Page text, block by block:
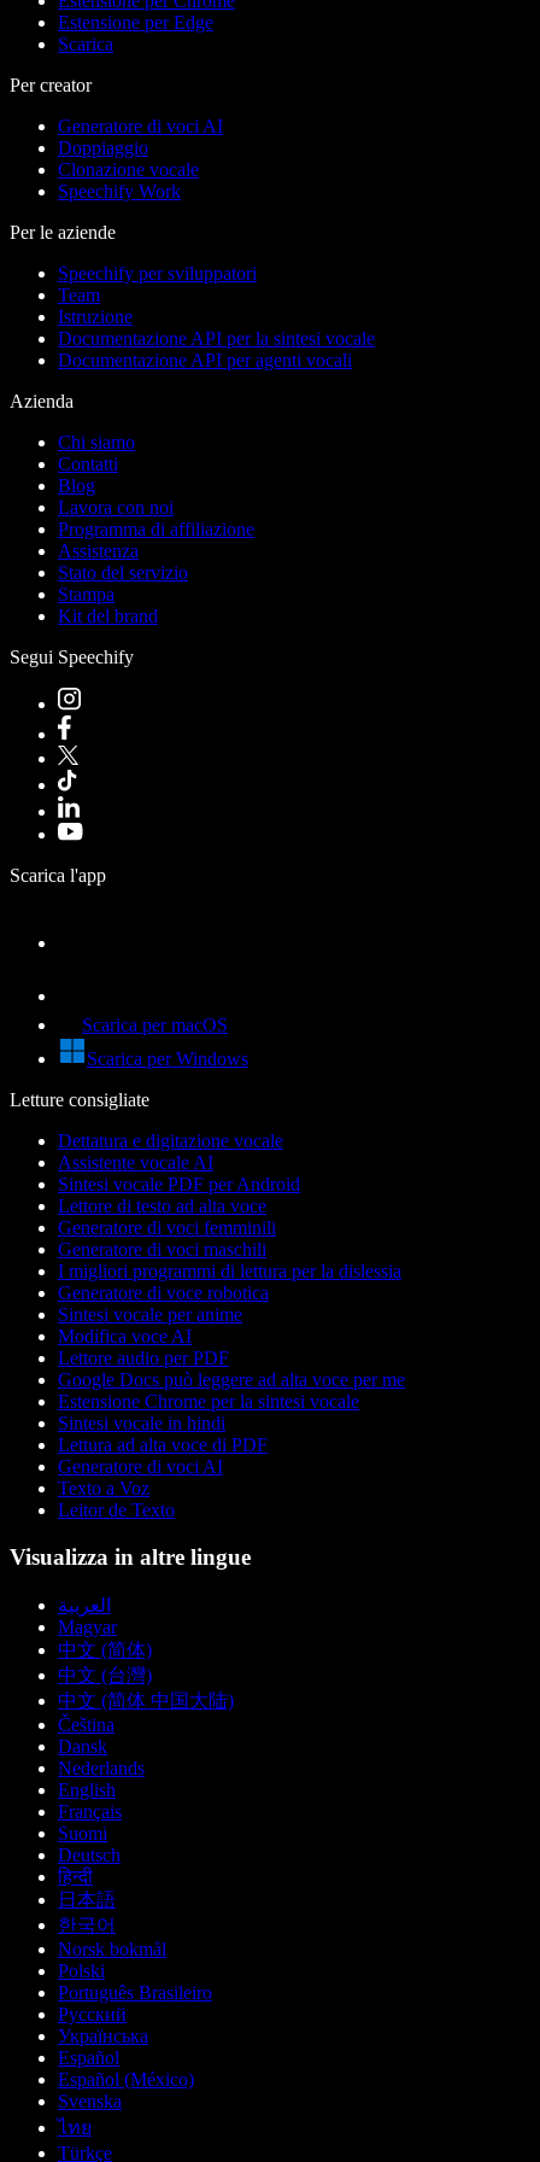
Estensione per Edge
Scarica
Per creator
Generatore di voci AI
Doppiaggio
Clonazione vocale
Speechify Work
Per le aziende
Speechify per sviluppatori
Team
Istruzione
Documentazione API per la sintesi vocale
Documentazione API per agenti vocali
Azienda
Chi siamo
Contatti
Blog
Lavora con noi
Programma di affiliazione
Assistenza
Stato del servizio
Stampa
Kit del brand
Segui Speechify
Scarica l'app
Scarica per macOS
Scarica per Windows
Letture consigliate
Dettatura e digitazione vocale
Assistente vocale AI
Sintesi vocale PDF per Android
Lettore di testo ad alta voce
Generatore di voci femminili
Generatore di voci maschili
I migliori programmi di lettura per la dislessia
Generatore di voce robotica
Sintesi vocale per anime
Modifica voce AI
Lettore audio per PDF
Google Docs può leggere ad alta voce per me
Estensione Chrome per la sintesi vocale
Sintesi vocale in hindi
Lettura ad alta voce di PDF
Generatore di voci AI
Texto a Voz
Leitor de Texto
Visualizza in altre lingue
العربية
Magyar
中文 (简体)
中文 (台灣)
中文 (简体 中国大陆)
Čeština
Dansk
Nederlands
English
Français
Suomi
Deutsch
हिन्दी
日本語
한국어
Norsk bokmål
Polski
Português Brasileiro
Русский
Українська
Español
Español (México)
Svenska
ไทย
Türkçe